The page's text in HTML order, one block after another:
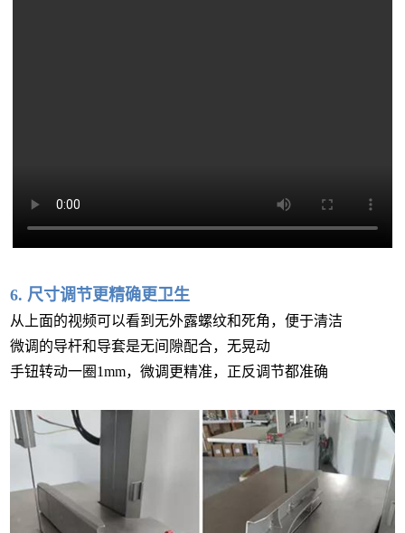
6. 尺寸调节更精确更卫生
从上面的视频可以看到无外露螺纹和死角，便于清洁
微调的导杆和导套是无间隙配合，无晃动
手钮转动一圈1mm，微调更精准，正反调节都准确